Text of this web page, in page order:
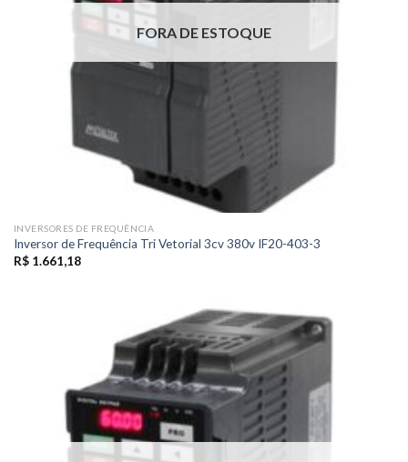
FORA DE ESTOQUE
INVERSORES DE FREQUÊNCIA
Inversor de Frequência Tri Vetorial 3cv 380v IF20-403-3
R$1.661,18